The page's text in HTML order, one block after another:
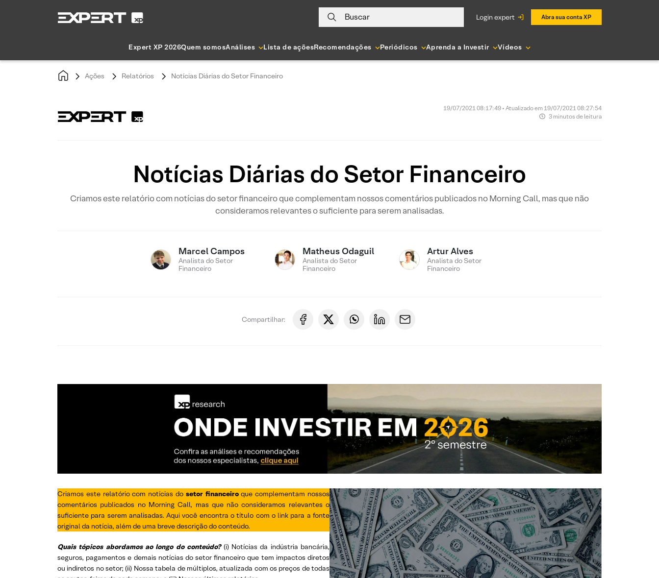
Buscar login expert Abra sua conta XP
Expert XP 2026Quem somosAnálises Lista de açõesRecomendações Periódicos Aprenda a Investir Vídeos
Ações Relatórios Notícias Diárias do Setor Financeiro
19/07/2021 08:17:49 • Atualizado em 19/07/2021 08:27:54
3 minutos de leitura
Notícias Diárias do Setor Financeiro
Criamos este relatório com notícias do setor financeiro que complementam nossos comentários publicados no Morning Call, mas que não
consideramos relevantes o suficiente para serem analisadas.
Marcel Campos
Analista do Setor
Financeiro
Matheus Odaguil
Analista do Setor
Financeiro
Artur Alves
Analista do Setor
Financeiro
Compartilhar:
Criamos este relatório com notícias do setor financeiroque complementam nossos
comentários publicados no Morning Call, mas que não consideramos relevantes o
suficiente para serem analisadas. Aqui você encontra o título com o link para a fonte
original da notícia, além de uma breve descrição do conteúdo.
Quais tópicos abordamos ao longo do conteúdo? (i) Notícias da indústria bancária,
seguros, pagamentos e demais notícias do setor financeiro que tem impactos diretos
ou indiretos no setor; (ii) Nossa tabela de múltiplos, atualizada com os preços de todas